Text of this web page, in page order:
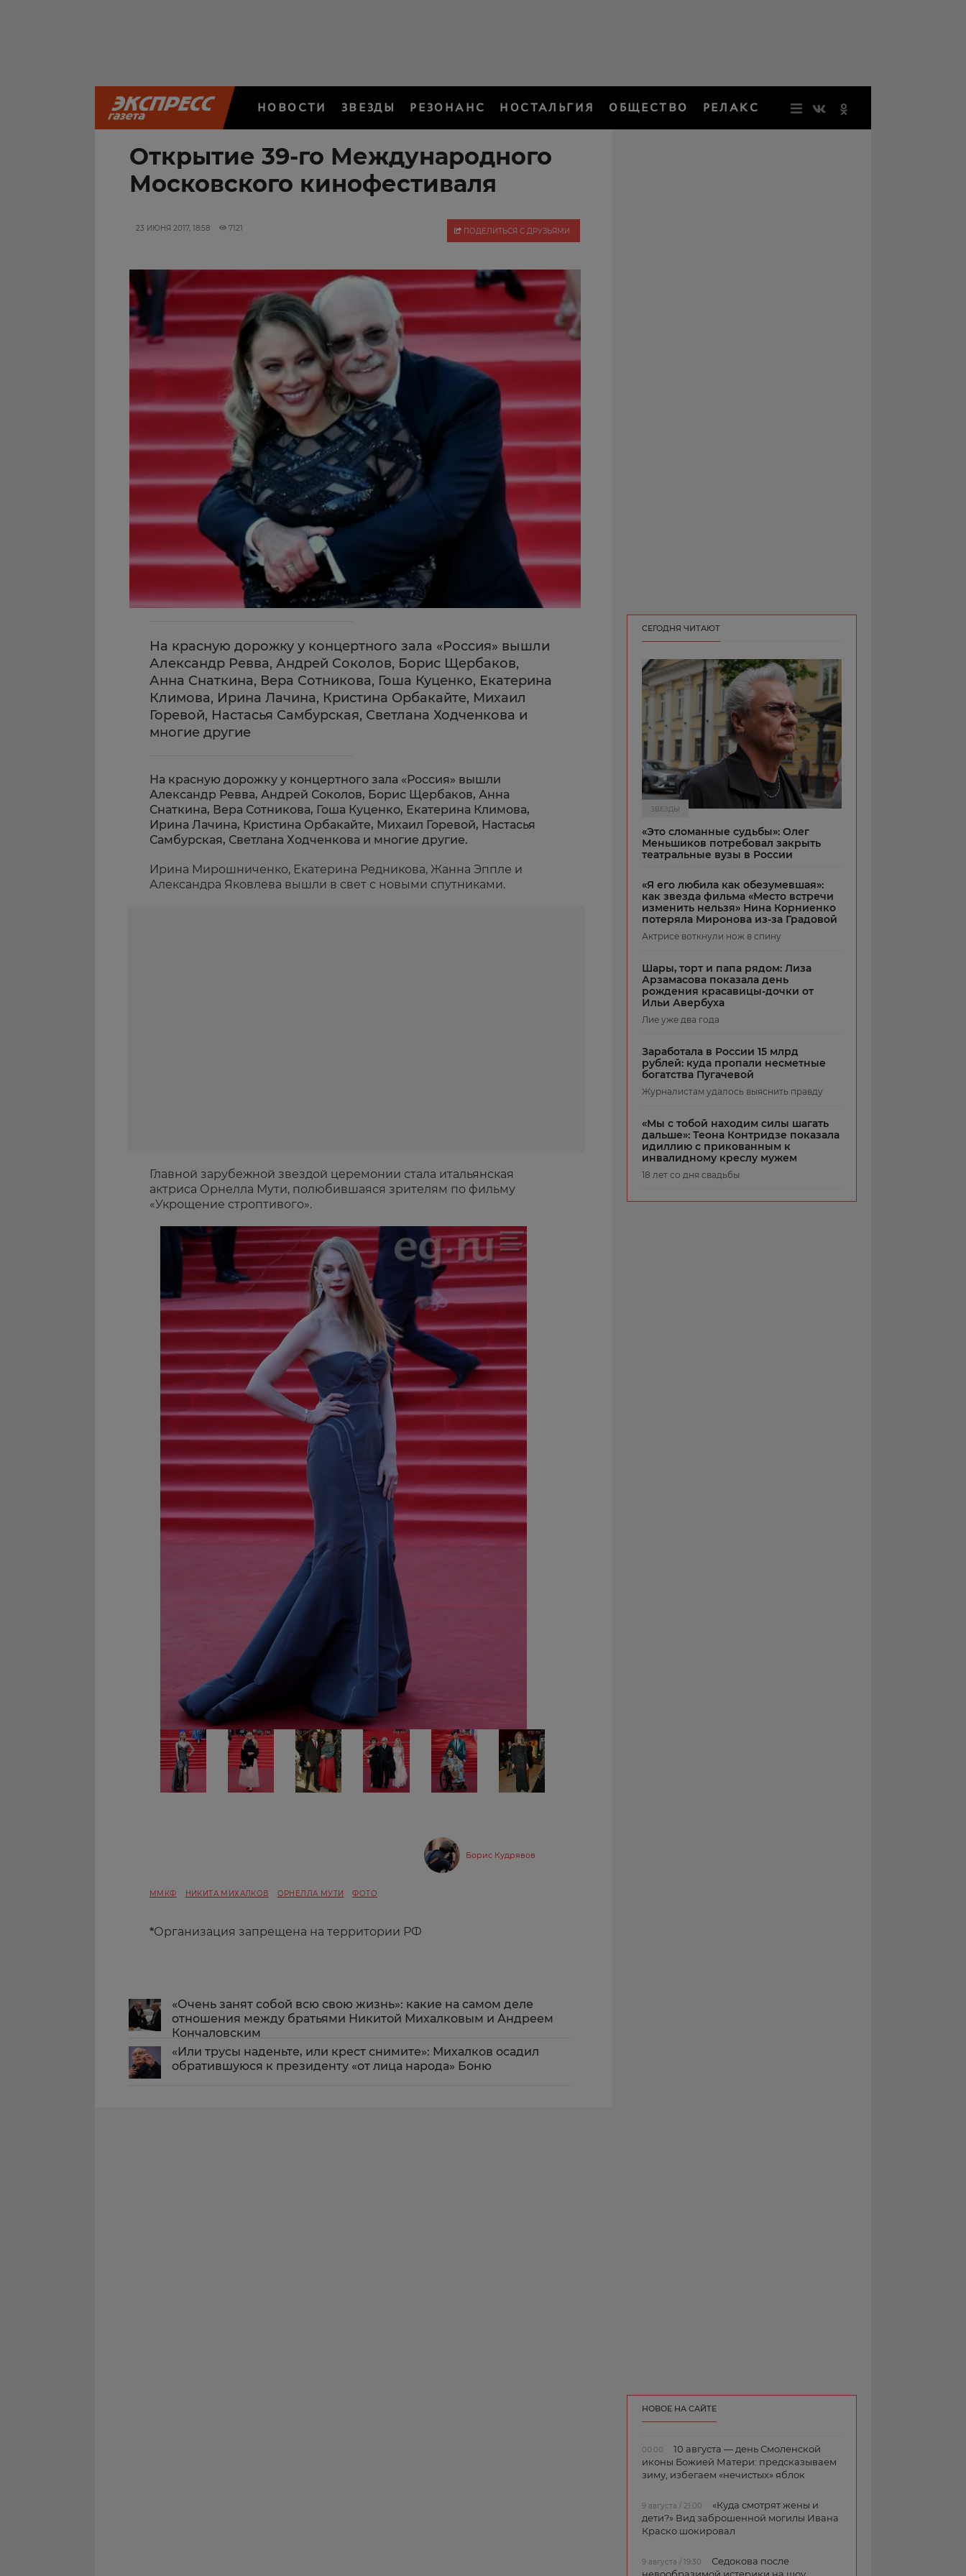
НОВОСТИ ЗВЕЗДЫ РЕЗОНАНС НОСТАЛЬГИЯ ОБЩЕСТВО РЕЛАКС
Открытие 39-го Международного
Московского кинофестиваля
23 ИЮНЯ 2017, 18:58 7121 ПОДЕЛИТЬСЯ С ДРУЗЬЯМИ
На красную дорожку у концертного зала «Россия» вышли
Александр Ревва, Андрей Соколов, Борис Щербаков,
Анна Снаткина, Вера Сотникова, Гоша Куценко, Екатерина
Климова, Ирина Лачина, Кристина Орбакайте, Михаил
Горевой, Настасья Самбурская, Светлана Ходченкова и
многие другие
На красную дорожку у концертного зала «Россия» вышли
Александр Ревва, Андрей Соколов, Борис Щербаков, Анна
Снаткина, Вера Сотникова, Гоша Куценко, Екатерина Климова,
Ирина Лачина, Кристина Орбакайте, Михаил Горевой, Настасья
Самбурская, Светлана Ходченкова и многие другие.
Ирина Мирошниченко, Екатерина Редникова, Жанна Эппле и
Александра Яковлева вышли в свет с новыми спутниками.
Главной зарубежной звездой церемонии стала итальянская
актриса Орнелла Мути, полюбившаяся зрителям по фильму
«Укрощение строптивого».
Борис Кудрявов
ММКФ НИКИТА МИХАЛКОВ ОРНЕЛЛА МУТИ ФОТО
*Организация запрещена на территории РФ
«Очень занят собой всю свою жизнь»: какие на самом деле
отношения между братьями Никитой Михалковым и Андреем
Кончаловским
«Или трусы наденьте, или крест снимите»: Михалков осадил
обратившуюся к президенту «от лица народа» Боню
СЕГОДНЯ ЧИТАЮТ
ЗВЕЗДЫ
«Это сломанные судьбы»: Олег
Меньшиков потребовал закрыть
театральные вузы в России
«Я его любила как обезумевшая»:
как звезда фильма «Место встречи
изменить нельзя» Нина Корниенко
потеряла Миронова из-за Градовой
Актрисе воткнули нож в спину
Шары, торт и папа рядом: Лиза
Арзамасова показала день
рождения красавицы-дочки от
Ильи Авербуха
Лие уже два года
Заработала в России 15 млрд
рублей: куда пропали несметные
богатства Пугачевой
Журналистам удалось выяснить правду
«Мы с тобой находим силы шагать
дальше»: Теона Контридзе показала
идиллию с прикованным к
инвалидному креслу мужем
18 лет со дня свадьбы
НОВОЕ НА САЙТЕ
00:00
10 августа — день Смоленской
иконы Божией Матери: предсказываем
зиму, избегаем «нечистых» яблок
9 августа / 21:00
«Куда смотрят жены и
дети?» Вид заброшенной могилы Ивана
Краско шокировал
9 августа / 19:30
Седокова после